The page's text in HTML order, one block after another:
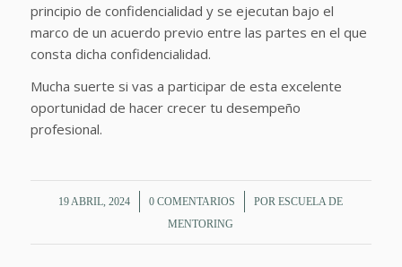
principio de confidencialidad y se ejecutan bajo el
marco de un acuerdo previo entre las partes en el que
consta dicha confidencialidad.
Mucha suerte si vas a participar de esta excelente
oportunidad de hacer crecer tu desempeño
profesional.
19 ABRIL, 2024
/ 0 COMENTARIOS
/ PORESCUELA DE
MENTORING